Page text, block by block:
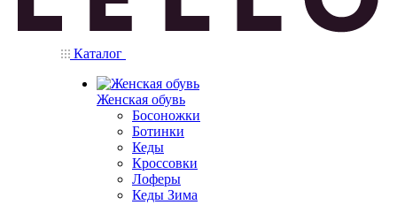
Каталог
Женская обувь
Босоножки
Ботинки
Кеды
Кроссовки
Лоферы
Кеды Зима